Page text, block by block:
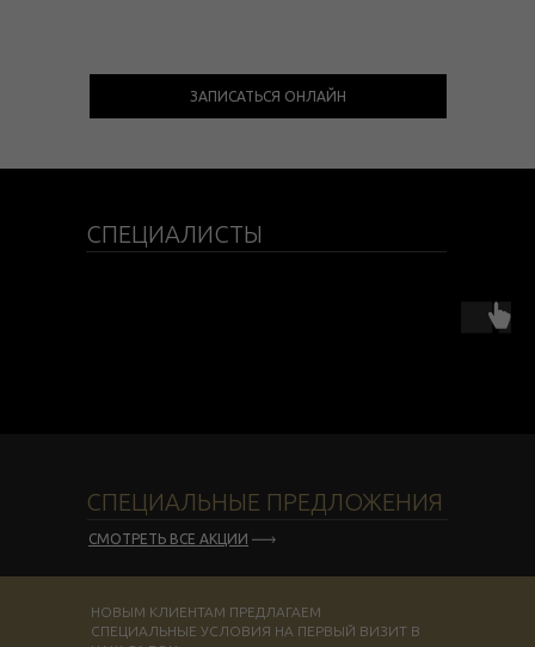
ЗАПИСАТЬСЯ ОНЛАЙН
СПЕЦИАЛИСТЫ
СПЕЦИАЛЬНЫЕ ПРЕДЛОЖЕНИЯ
НОВЫМ КЛИЕНТАМ ПРЕДЛАГАЕМ
СПЕЦИАЛЬНЫЕ УСЛОВИЯ НА ПЕРВЫЙ ВИЗИТ В
СМОТРЕТЬ ВСЕ АКЦИИ